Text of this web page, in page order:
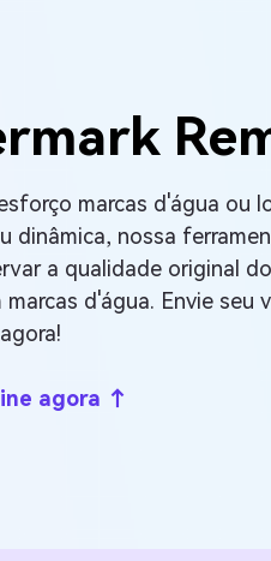
marcas d'água ou
nossa
a qualidade original
d'água. Envie seu
agora ↑